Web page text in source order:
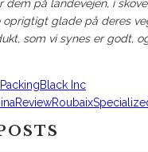
dem på landevejen, i
glade på deres
som vi synes er godt,
Black Inc
ReviewRoubaix